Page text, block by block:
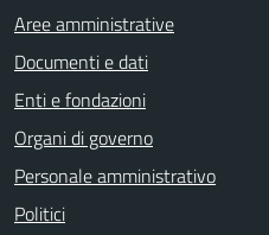
Aree amministrative
Documenti e dati
Enti e fondazioni
Organi di governo
Personale amministrativo
Politici